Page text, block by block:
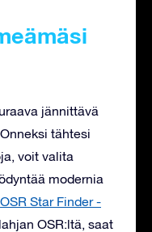
jännittävä
tähtesi
voit valita
modernia
OSR Star Finder -
OSR:ltä, saat